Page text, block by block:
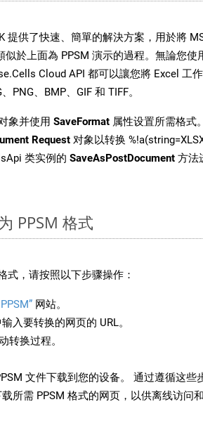
提供了快速、簡單的解決方案，用於將
於上面為 PPSM 演示的過程。無論您使
Cloud API 都可以讓您將 Excel 工
PNG、BMP、GIF 和 TIFF。
象并使用 SaveFormat 属性设置所需格式。
Request 对象以转换
类实例的 SaveAsPostDocument 方法
PPSM 格式
式，请按照以下步骤操作：
网站。
入要转换的网页的 URL。
转换过程。
文件下载到您的设备。 通过遵循这些
所需 PPSM 格式的网页，以供离线访问